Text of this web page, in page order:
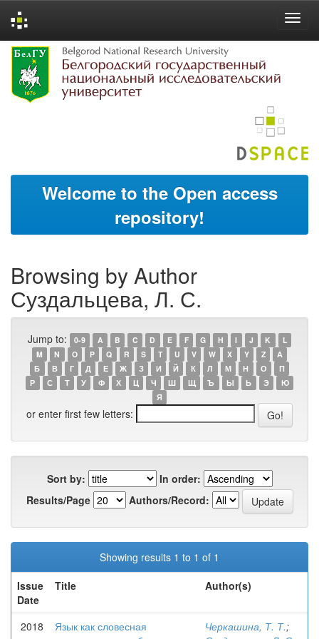
Skip
navigation
Welcome to the Open access
repository!
Browsing by Author
Суздальцева, Л. С.
Jump to: 0-9 A B C D E F G H I J K
L
M
N O P Q R S T U V W X Y Z
А
Б
В Г Д Е Ж З И Й К Л М Н О
П
Р
С Т У Ф Х Ц Ч Ш Щ Ъ Ы Ь Э
Ю
Я
or enter first few letters:
Sort by:
In order:
Results/Page
Authors/Record:
Showing results 1 to 1 of 1
Issue
Date
Title Author(s)
2018
Язык как словесная
Черкашина, Т. Т.;